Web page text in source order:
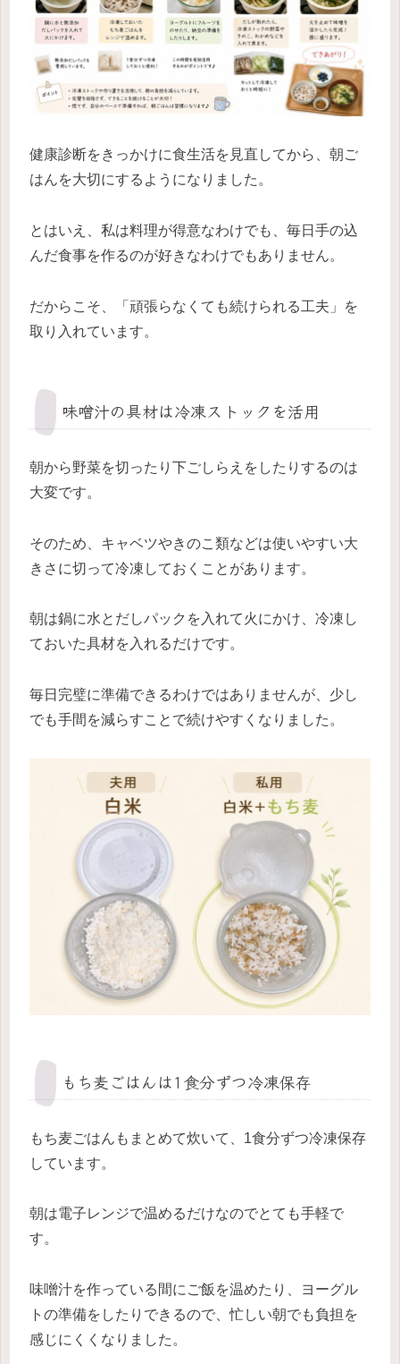
健康診断をきっかけに食生活を見直してから、朝ご
はんを大切にするようになりました。
とはいえ、私は料理が得意なわけでも、毎日手の込
んだ食事を作るのが好きなわけでもありません。
だからこそ、「頑張らなくても続けられる工夫」を
取り入れています。
味噌汁の具材は冷凍ストックを活用
朝から野菜を切ったり下ごしらえをしたりするのは
大変です。
そのため、キャベツやきのこ類などは使いやすい大
きさに切って冷凍しておくことがあります。
朝は鍋に水とだしパックを入れて火にかけ、冷凍し
ておいた具材を入れるだけです。
毎日完璧に準備できるわけではありませんが、少し
でも手間を減らすことで続けやすくなりました。
もち麦ごはんは1食分ずつ冷凍保存
もち麦ごはんもまとめて炊いて、1食分ずつ冷凍保存
しています。
朝は電子レンジで温めるだけなのでとても手軽で
す。
味噌汁を作っている間にご飯を温めたり、ヨーグル
トの準備をしたりできるので、忙しい朝でも負担を
感じにくくなりました。